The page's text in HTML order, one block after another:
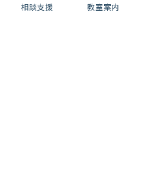
相談支援 教室案内